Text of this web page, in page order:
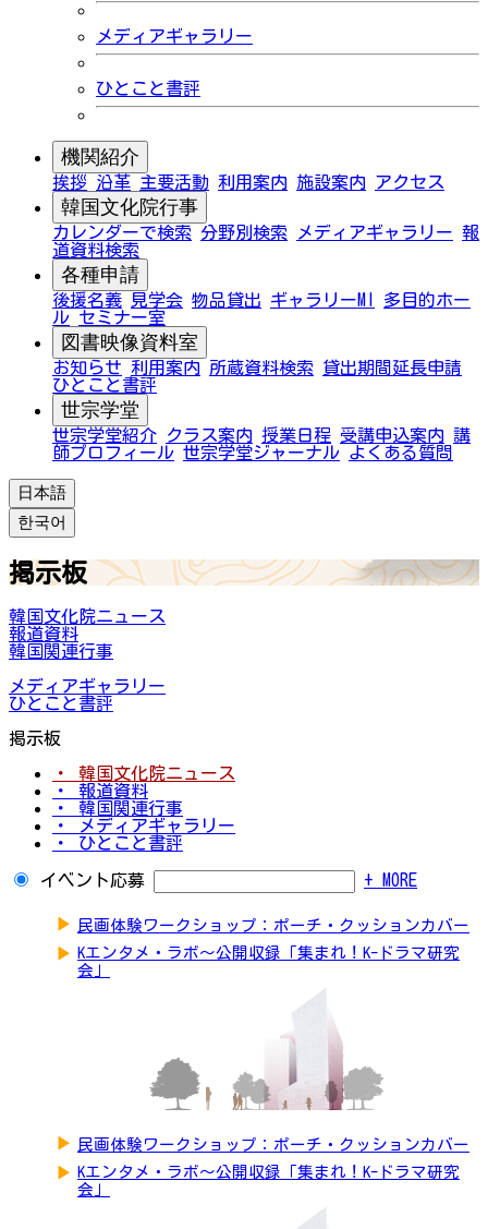
メディアギャラリー
ひとこと書評
機関紹介
挨拶 沿革 主要活動 利用案内 施設案内 アクセス
韓国文化院行事
カレンダーで検索 分野別検索 メディアギャラリー 報
道資料検索
各種申請
後援名義 見学会 物品貸出 ギャラリーMI
多目的ホー
ル セミナー室
図書映像資料室
お知らせ 利用案内 所蔵資料検索
貸出期間延長申請
ひとこと書評
世宗学堂
世宗学堂紹介 クラス案内 授業日程 受講申込案内 講
師プロフィール 世宗学堂ジャーナル よくある質問
日本語
한국어
掲示板
韓国文化院ニュース
報道資料
韓国関連行事
メディアギャラリー
ひとこと書評
掲示板
・ 韓国文化院ニュース
・ 報道資料
・ 韓国関連行事
・ メディアギャラリー
・ ひとこと書評
イベント応募 + MORE
▶ 民画体験ワークショップ：ポーチ・クッションカバー
▶ Kエンタメ・ラボ～公開収録「集まれ！K-ドラマ研究
会」
▶ 民画体験ワークショップ：ポーチ・クッションカバー
▶ Kエンタメ・ラボ～公開収録「集まれ！K-ドラマ研究
会」